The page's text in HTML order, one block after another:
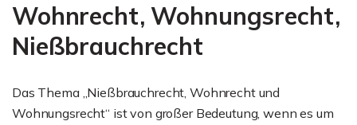
Wohnrecht, Wohnungsrecht,
Nießbrauchrecht
Das Thema „Nießbrauchrecht, Wohnrecht und
Wohnungsrecht“ ist von großer Bedeutung, wenn es um